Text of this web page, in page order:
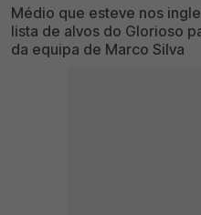
Médio que esteve nos
lista de alvos do Glorioso
da equipa de Marco Silva